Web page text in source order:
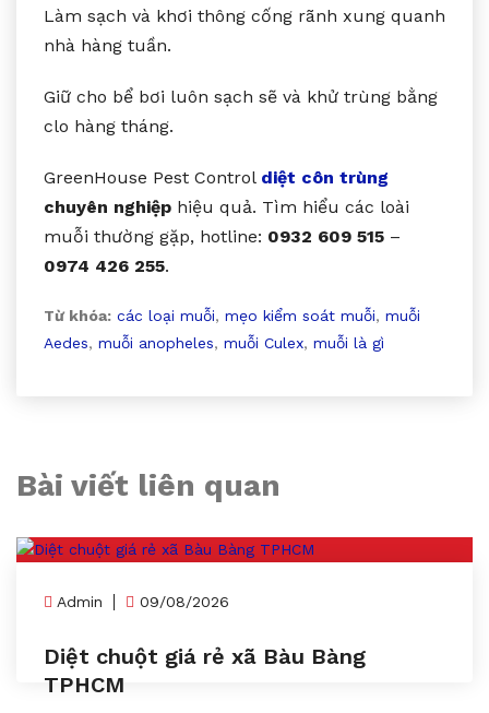
Làm sạch và khơi thông cống rãnh xung quanh
nhà hàng tuần.
Giữ cho bể bơi luôn sạch sẽ và khử trùng bằng
clo hàng tháng.
GreenHouse Pest Control diệt côn trùng
chuyên nghiệp hiệu quả. Tìm hiểu các loài
muỗi thường gặp, hotline: 0932 609 515 –
0974 426 255.
Từ khóa: các loại muỗi, mẹo kiểm soát muỗi, muỗi
Aedes, muỗi anopheles, muỗi Culex, muỗi là gì
Bài viết liên quan
Admin 09/08/2026
Diệt chuột giá rẻ xã Bàu Bàng
TPHCM